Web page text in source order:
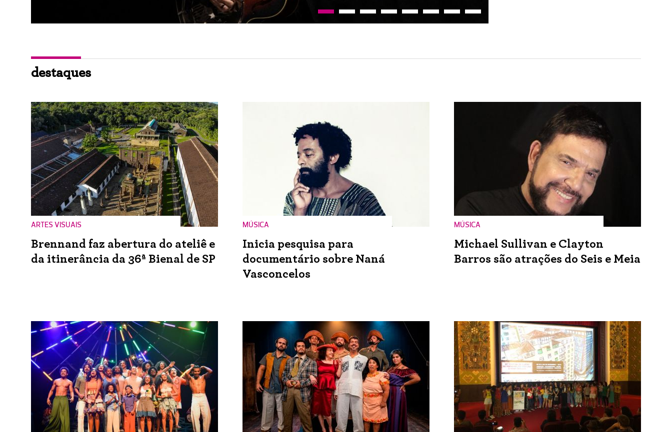
destaques
ARTES VISUAIS
Brennand faz abertura do ateliê e
da itinerância da 36ª Bienal de SP
MÚSICA
Inicia pesquisa para
documentário sobre Naná
Vasconcelos
MÚSICA
Michael Sullivan e Clayton
Barros são atrações do Seis e Meia